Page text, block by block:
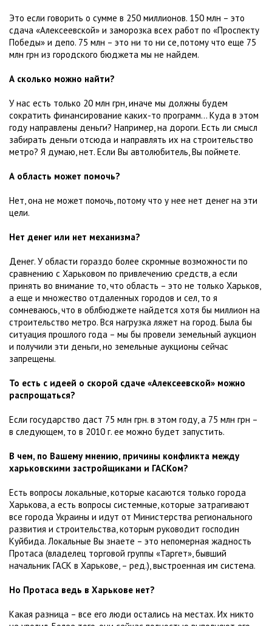
Это если говорить о сумме в 250 миллионов. 150 млн – это
сдача «Алексеевской» и заморозка всех работ по «Проспекту
Победы» и депо. 75 млн – это ни то ни се, потому что еще 75
млн грн из городского бюджета мы не найдем.
А сколько можно найти?
У нас есть только 20 млн грн, иначе мы должны будем
сократить финансирование каких-то программ... Куда в этом
году направлены деньги? Например, на дороги. Есть ли смысл
забирать деньги отсюда и направлять их на строительство
метро? Я думаю, нет. Если Вы автолюбитель, Вы поймете.
А область может помочь?
Нет, она не может помочь, потому что у нее нет денег на эти
цели.
Нет денег или нет механизма?
Денег. У области гораздо более скромные возможности по
сравнению с Харьковом по привлечению средств, а если
принять во внимание то, что область – это не только Харьков,
а еще и множество отдаленных городов и сел, то я
сомневаюсь, что в облбюджете найдется хотя бы миллион на
строительство метро. Вся нагрузка ляжет на город. Была бы
ситуация прошлого года – мы бы провели земельный аукцион
и получили эти деньги, но земельные аукционы сейчас
запрещены.
То есть с идеей о скорой сдаче «Алексеевской» можно
распрощаться?
Если государство даст 75 млн грн. в этом году, а 75 млн грн –
в следующем, то в 2010 г. ее можно будет запустить.
В чем, по Вашему мнению, причины конфликта между
харьковскими застройщиками и ГАСКом?
Есть вопросы локальные, которые касаются только города
Харькова, а есть вопросы системные, которые затрагивают
все города Украины и идут от Министерства регионального
развития и строительства, которым руководит господин
Куйбида. Локальные Вы знаете – это непомерная жадность
Протаса (владелец торговой группы «Таргет», бывший
начальник ГАСК в Харькове, – ред.), выстроенная им система.
Но Протаса ведь в Харькове нет?
Какая разница – все его люди остались на местах. Их никто